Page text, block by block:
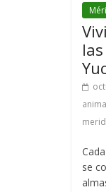
se